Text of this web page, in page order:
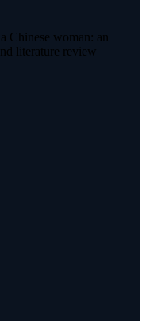
Chinese woman: an
literature review